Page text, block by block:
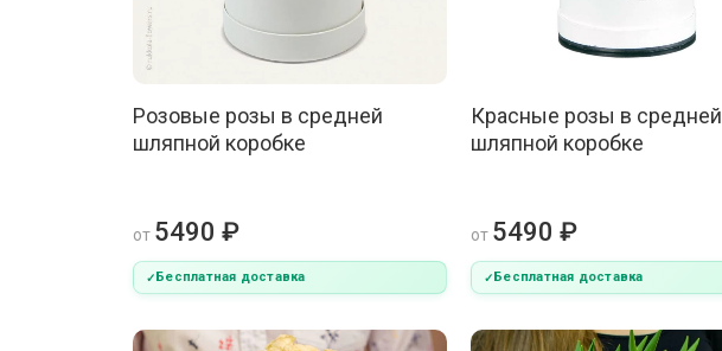
Розовые розы в средней
шляпной коробке
от 5490 ₽
Бесплатная доставка
Красные розы в средней
шляпной коробке
от 5490 ₽
Бесплатная доставка